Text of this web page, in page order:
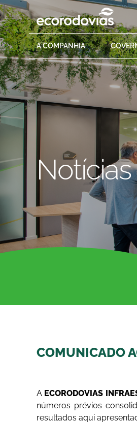
ACOMPANHIA
Notícias
COMUNICADO
A ECORODOVIAS
números prévios
resultados aqui